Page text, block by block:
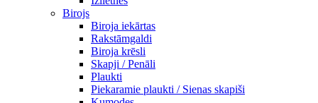
Birojs
Biroja iekārtas
Rakstāmgaldi
Biroja krēsli
Skapji / Penāli
Plaukti
Piekaramie plaukti / Sienas skapiši